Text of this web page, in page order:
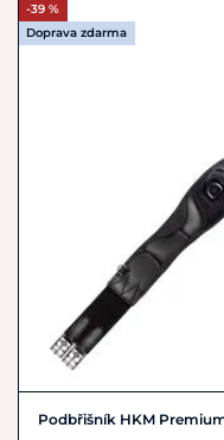
+49 4959 4198980
shop@hkm-sports.com
-39 %
Doprava zdarma
Podbřišník HKM